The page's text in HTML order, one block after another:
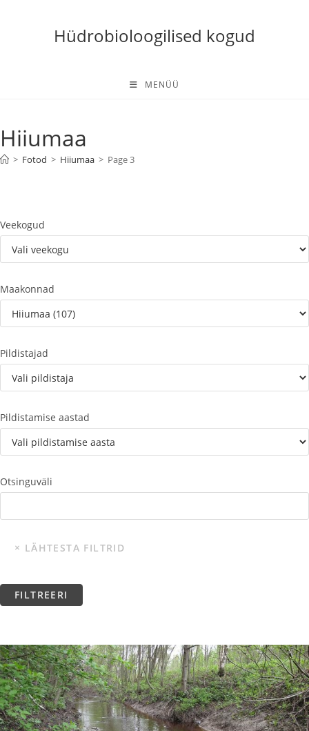
Hüdrobioloogilised kogud
MENÜÜ
Hiiumaa
> Fotod > Hiiumaa > Page 3
Veekogud
Maakonnad
Pildistajad
Pildistamise aastad
Otsinguväli